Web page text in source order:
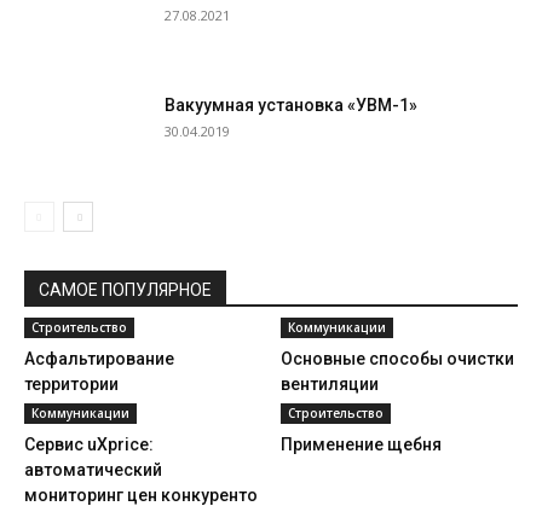
27.08.2021
Вакуумная установка «УВМ-1»
30.04.2019
САМОЕ ПОПУЛЯРНОЕ
Строительство
Асфальтирование
территории
Коммуникации
Основные способы очистки
вентиляции
Коммуникации
Сервис uXprice:
автоматический
мониторинг цен конкуренто
Строительство
Применение щебня